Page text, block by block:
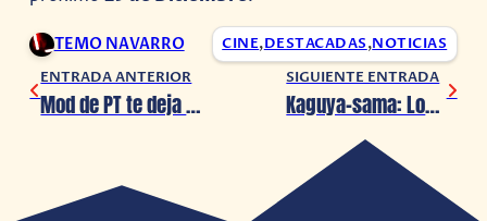
TEMO NAVARRO CINE,DESTACADAS,NOTICIAS
ENTRADA ANTERIOR
Mod de PT te deja explorar Silent Hills
SIGUIENTE ENTRADA
Kaguya-sama: Love is War 2 revela estreno